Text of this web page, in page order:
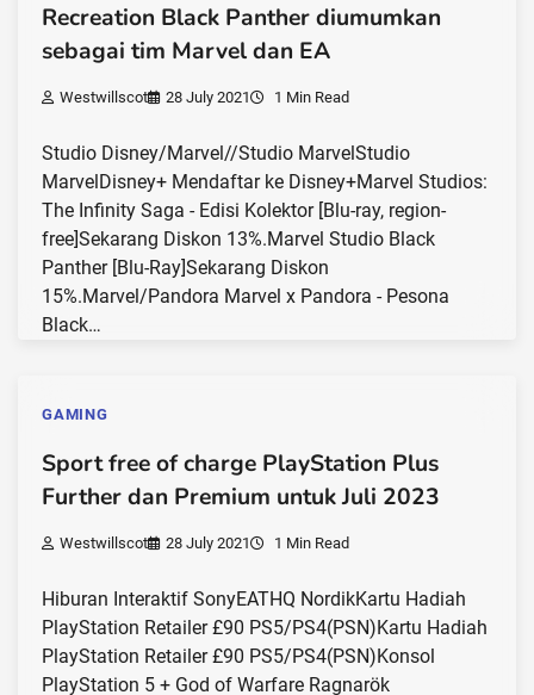
Recreation Black Panther diumumkan
sebagai tim Marvel dan EA
Westwillscot 28 July 2021 1 Min Read
Studio Disney/Marvel//Studio MarvelStudio
MarvelDisney+ Mendaftar ke Disney+Marvel Studios:
The Infinity Saga - Edisi Kolektor [Blu-ray, region-
free]Sekarang Diskon 13%.Marvel Studio Black
Panther [Blu-Ray]Sekarang Diskon
15%.Marvel/Pandora Marvel x Pandora - Pesona
Black…
GAMING
Sport free of charge PlayStation Plus
Further dan Premium untuk Juli 2023
Westwillscot 28 July 2021 1 Min Read
Hiburan Interaktif SonyEATHQ NordikKartu Hadiah
PlayStation Retailer £90 PS5/PS4(PSN)Kartu Hadiah
PlayStation Retailer £90 PS5/PS4(PSN)Konsol
PlayStation 5 + God of Warfare Ragnarök